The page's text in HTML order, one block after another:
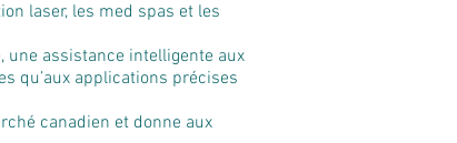
laser, les med spas et les
une assistance intelligente aux
qu’aux applications précises
canadien et donne aux